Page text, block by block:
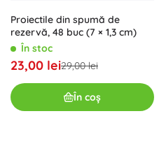
Proiectile din spumă de
rezervă, 48 buc (7 × 1,3 cm)
În stoc
23,00 lei29,00 lei
În coș